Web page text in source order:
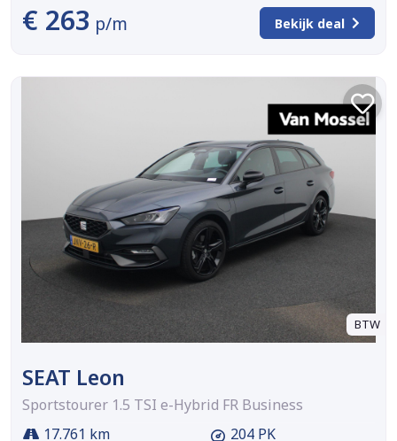
€ 263 p/m Bekijk deal
BTW
SEAT Leon
Sportstourer 1.5 TSI e-Hybrid FR Business
17.761 km
204 PK